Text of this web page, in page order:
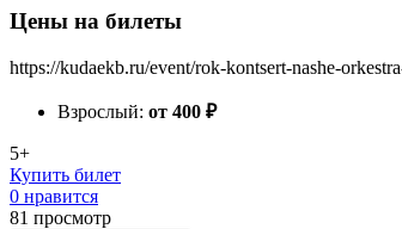
Цены на билеты
https://kudaekb.ru/event/rok-kontsert-nashe-
Взрослый: от 400 ₽
5+
Купить билет
0 нравится
81 просмотр